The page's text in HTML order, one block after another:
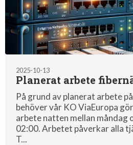
2025-10-13
Planerat arbete
På grund av planerat arbete
behöver vår KO ViaEuropa
arbete natten mellan måndag
02:00. Arbetet påverkar alla
T...